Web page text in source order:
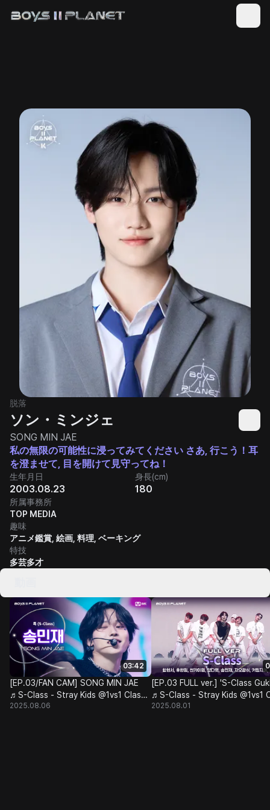
脱落
ソン・ミンジェ
SONG MIN JAE
私の無限の可能性に浸ってみてください さあ, 行こう！耳
を澄ませて, 目を開けて見守ってね！
生年月日
2003.08.23
身長(cm)
180
所属事務所
TOP MEDIA
趣味
アニメ鑑賞, 絵画, 料理, ベーキング
特技
多芸多才
03:42
[EP.03/FAN CAM] SONG MIN JAE
♬S-Class - Stray Kids @1vs1 Class
Battle
2025.08.06
[EP.03 FULL ver.] 'S-Class
♬S-Class - Stray Kids @1vs1
Battle
2025.08.01